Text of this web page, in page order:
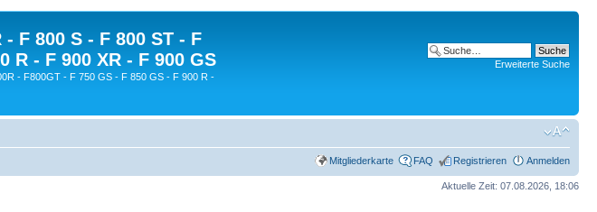
F 800 S - F 800 ST - F
R - F 900 XR - F 900 GS
- F800GT - F 750 GS - F 850 GS - F 900 R -
Erweiterte Suche
Mitgliederkarte FAQ Registrieren Anmelden
Aktuelle Zeit: 07.08.2026, 18:06